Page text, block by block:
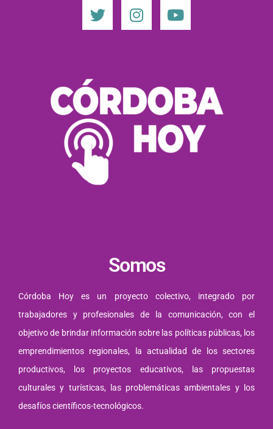
Somos
Córdoba Hoy es un proyecto colectivo, integrado por
trabajadores y profesionales de la comunicación, con el
objetivo de brindar información sobre las políticas públicas, los
emprendimientos regionales, la actualidad de los sectores
productivos, los proyectos educativos, las propuestas
culturales y turísticas, las problemáticas ambientales y los
desafíos científicos-tecnológicos.